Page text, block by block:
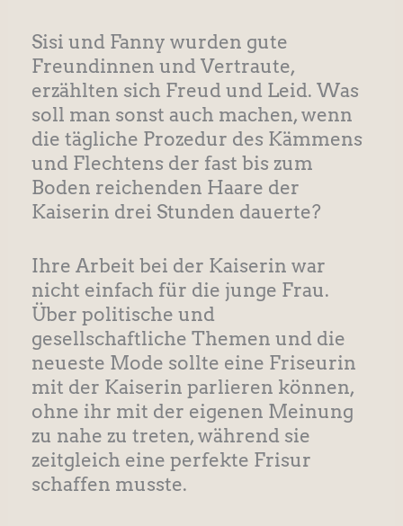
Sisi und Fanny wurden gute
Freundinnen und Vertraute,
erzählten sich Freud und Leid. Was
soll man sonst auch machen, wenn
die tägliche Prozedur des Kämmens
und Flechtens der fast bis zum
Boden reichenden Haare der
Kaiserin drei Stunden dauerte?
Ihre Arbeit bei der Kaiserin war
nicht einfach für die junge Frau.
Über politische und
gesellschaftliche Themen und die
neueste Mode sollte eine Friseurin
mit der Kaiserin parlieren können,
ohne ihr mit der eigenen Meinung
zu nahe zu treten, während sie
zeitgleich eine perfekte Frisur
schaffen musste.